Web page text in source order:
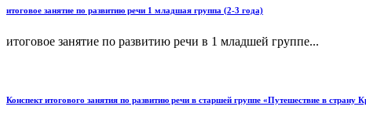
итоговое занятие по развитию речи 1 младшая группа (2-3 года)
итоговое занятие по развитию речи в 1 младшей группе...
Конспект итогового занятия по развитию речи в старшей группе «Путешествие в страну